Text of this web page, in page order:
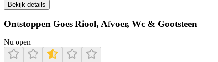
Bekijk details
Ontstoppen Goes Riool, Afvoer, Wc & Gootsteen
Nu open